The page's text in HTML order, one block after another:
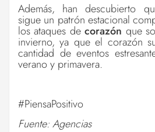
Además, han descubierto
sigue un patrón estacional
los ataques de corazón que
invierno, ya que el corazón
cantidad de eventos
verano y primavera.
#PiensaPositivo
Fuente: Agencias